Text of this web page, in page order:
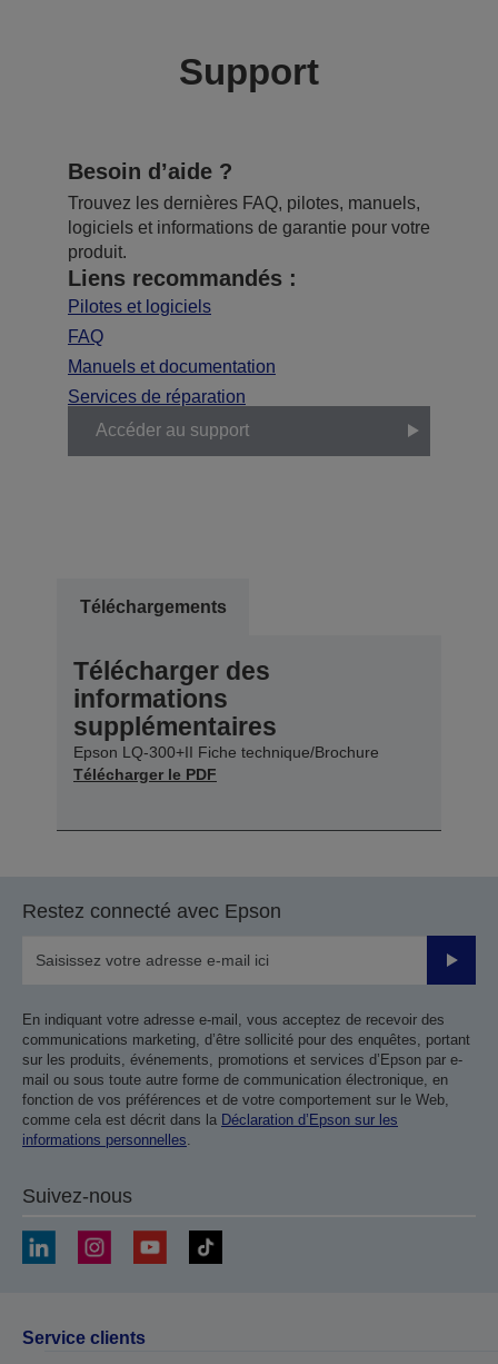
Support
Besoin d’aide ?
Trouvez les dernières FAQ, pilotes, manuels,
logiciels et informations de garantie pour votre
produit.
Liens recommandés :
Pilotes et logiciels
FAQ
Manuels et documentation
Services de réparation
Accéder au support
Téléchargements
Télécharger des
informations
supplémentaires
Epson LQ-300+II Fiche technique/Brochure
Télécharger le PDF
Restez connecté avec Epson
Valider
En indiquant votre adresse e-mail, vous acceptez de recevoir des
communications marketing, d’être sollicité pour des enquêtes, portant
sur les produits, événements, promotions et services d’Epson par e-
mail ou sous toute autre forme de communication électronique, en
fonction de vos préférences et de votre comportement sur le Web,
comme cela est décrit dans la Déclaration d’Epson sur les
informations personnelles
Suivez-nous
Service clients